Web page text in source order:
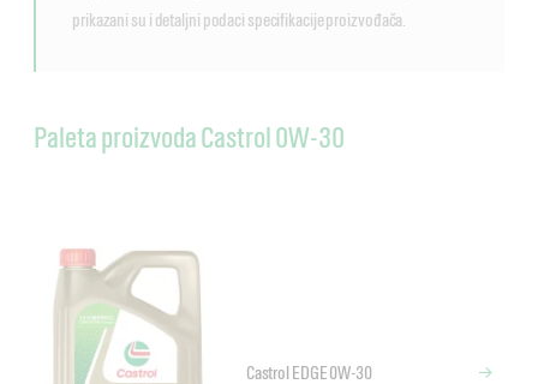
prikazani su i detaljni podaci specifikacije proizvođača.
Paleta proizvoda Castrol 0W-30
Castrol EDGE 0W-30